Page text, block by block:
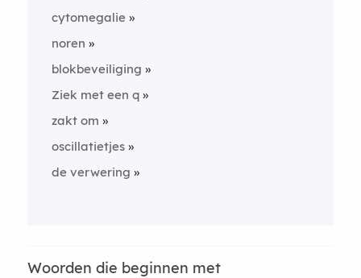
cytomegalie
noren
blokbeveiliging
Ziek met een q
zakt om
oscillatietjes
de verwering
Woorden die beginnen met